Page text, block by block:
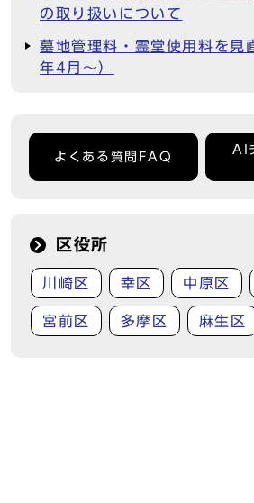
の取り扱いについて
墓地管理料・霊堂使用料を見
年4月～）
よくある質問FAQ
AI
区役所
川崎区 幸区 中原区
宮前区 多摩区 麻生区